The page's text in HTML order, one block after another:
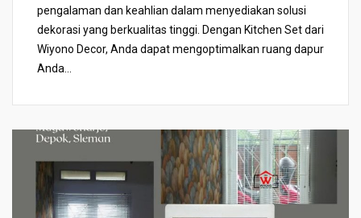
pengalaman dan keahlian dalam menyediakan solusi
dekorasi yang berkualitas tinggi. Dengan Kitchen Set dari
Wiyono Decor, Anda dapat mengoptimalkan ruang dapur
Anda...